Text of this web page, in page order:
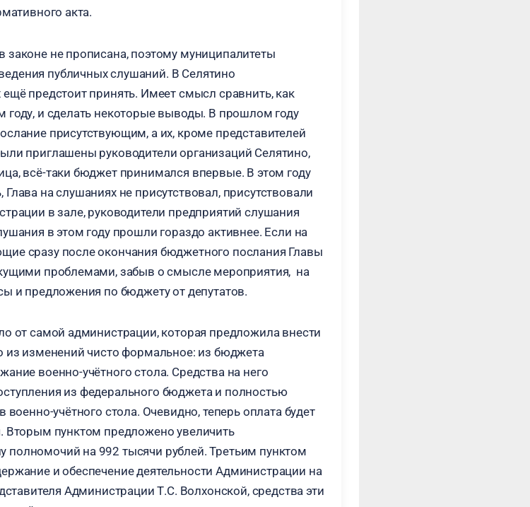
акта.
не прописана, поэтому муниципалитеты
публичных слушаний. В Селятино
предстоит принять. Имеет смысл сравнить, как
и сделать некоторые выводы. В прошлом году
присутствующим, а их, кроме представителей
приглашены руководители организаций Селятино,
всё-таки бюджет принимался впервые. В этом году
на слушаниях не присутствовал, присутствовали
в зале, руководители предприятий слушания
в этом году прошли гораздо активнее. Если на
сразу после окончания бюджетного послания Главы
проблемами, забыв о смысле мероприятия, на
и предложения по бюджету от депутатов.
от самой администрации, которая предложила внести
из изменений чисто формальное: из бюджета
военно-учётного стола. Средства на него
из федерального бюджета и полностью
военно-учётного стола. Очевидно, теперь оплата будет
Вторым пунктом предложено увеличить
на 992 тысячи рублей. Третьим пунктом
и обеспечение деятельности Администрации на
Администрации Т.С. Волхонской, средства эти